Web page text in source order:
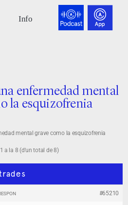
enfermedad mental
la esquizofrenia
mental grave como la esquizofrenia
a la 8 (d'un total de 8)
#65210